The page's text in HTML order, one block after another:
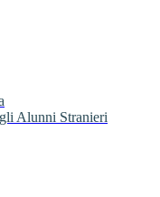
Alunni Stranieri